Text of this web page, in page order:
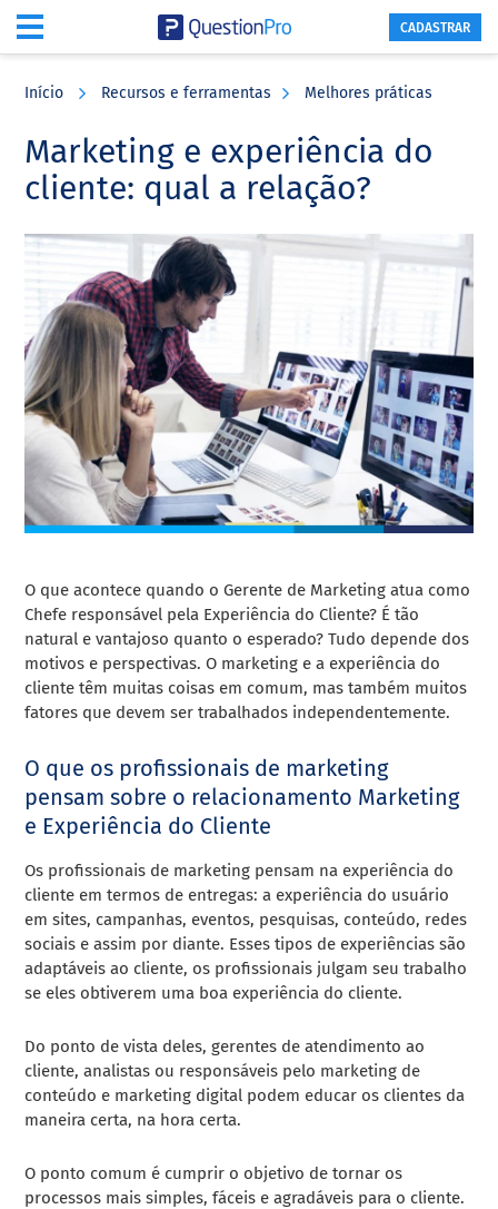
content
sidebar
CADASTRAR
Início Recursos e ferramentas Melhores práticas
Marketing e experiência do
cliente: qual a relação?
O que acontece quando o Gerente de Marketing atua como
Chefe responsável pela Experiência do Cliente? É tão
natural e vantajoso quanto o esperado? Tudo depende dos
motivos e perspectivas. O marketing e a experiência do
cliente têm muitas coisas em comum, mas também muitos
fatores que devem ser trabalhados independentemente.
O que os profissionais de marketing
pensam sobre o relacionamento Marketing
e Experiência do Cliente
Os profissionais de marketing pensam na experiência do
cliente em termos de entregas: a experiência do usuário
em sites, campanhas, eventos, pesquisas, conteúdo, redes
sociais e assim por diante. Esses tipos de experiências são
adaptáveis ao cliente, os profissionais julgam seu trabalho
se eles obtiverem uma boa experiência do cliente.
Do ponto de vista deles, gerentes de atendimento ao
cliente, analistas ou responsáveis pelo marketing de
conteúdo e marketing digital podem educar os clientes da
maneira certa, na hora certa.
O ponto comum é cumprir o objetivo de tornar os
processos mais simples, fáceis e agradáveis para o cliente.